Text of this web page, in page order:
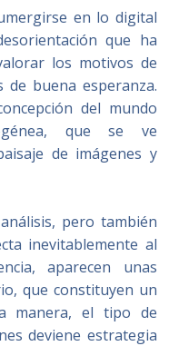
en lo digital
que ha
los motivos de
buena esperanza.
del mundo
que se ve
de imágenes y
pero también
inevitablemente al
aparecen unas
que constituyen un
manera, el tipo de
deviene estrategia